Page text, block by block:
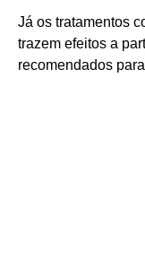
Já os tratamentos
trazem efeitos a
recomendados